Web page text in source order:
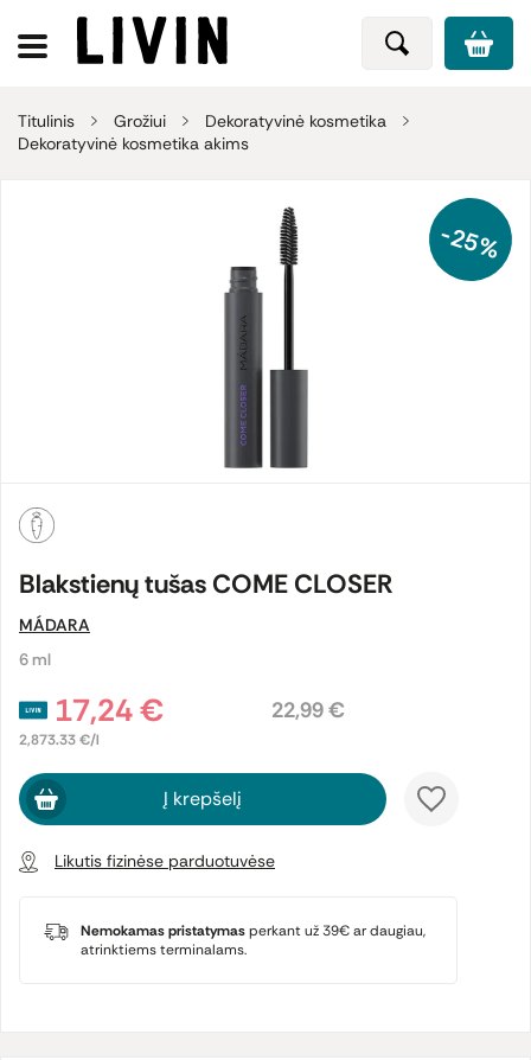
Titulinis Grožiui
Dekoratyvinė kosmetika
Dekoratyvinė kosmetika akims
-25%
Blakstienų tušas COME CLOSER
MÁDARA
6 ml
17,24 €
2,873.33 €/l
22,99 €
Į krepšelį
Likutis fizinėse parduotuvėse
Nemokamas pristatymasperkant už 39€ ar daugiau,
atrinktiems terminalams.